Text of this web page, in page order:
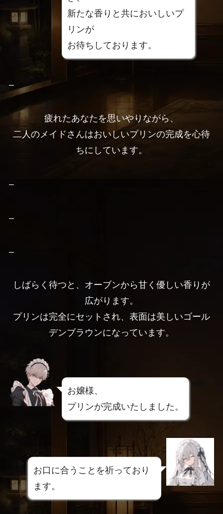
新たな香りと共においしいプ
リンが
お待ちしております。
–
疲れたあなたを思いやりながら、
二人のメイドさんはおいしいプリンの完成を心待
ちにしています。
–
–
–
しばらく待つと、オーブンから甘く優しい香りが
広がります。
プリンは完全にセットされ、表面は美しいゴール
デンブラウンになっています。
お嬢様、
プリンが完成いたしました。
お口に合うことを祈っており
ます。